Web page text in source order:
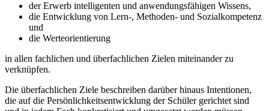
der Erwerb intelligenten und anwendungsfähigen Wissens,
die Entwicklung von Lern-, Methoden- und Sozialkompetenz
und
die Werteorientierung
in allen fachlichen und überfachlichen Zielen miteinander zu
verknüpfen.
Die überfachlichen Ziele beschreiben darüber hinaus Intentionen,
die auf die Persönlichkeitsentwicklung der Schüler gerichtet sind